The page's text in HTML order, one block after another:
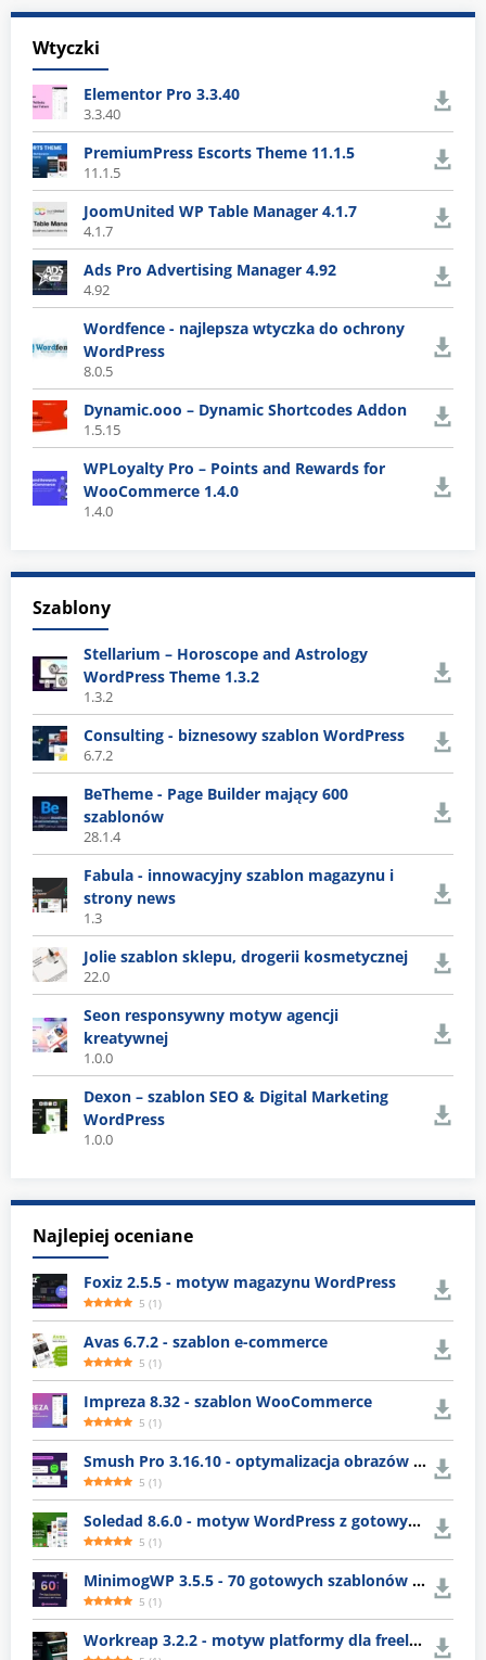
Wtyczki
Elementor Pro 3.3.40
3.3.40
PremiumPress Escorts Theme 11.1.5
11.1.5
JoomUnited WP Table Manager 4.1.7
4.1.7
Ads Pro Advertising Manager 4.92
4.92
Wordfence - najlepsza wtyczka do ochrony
WordPress
8.0.5
Dynamic.ooo – Dynamic Shortcodes Addon
1.5.15
WPLoyalty Pro – Points and Rewards for
WooCommerce 1.4.0
1.4.0
Szablony
Stellarium – Horoscope and Astrology
WordPress Theme 1.3.2
1.3.2
Consulting - biznesowy szablon WordPress
6.7.2
BeTheme - Page Builder mający 600
szablonów
28.1.4
Fabula - innowacyjny szablon magazynu i
strony news
1.3
Jolie szablon sklepu, drogerii kosmetycznej
22.0
Seon responsywny motyw agencji
kreatywnej
1.0.0
Dexon – szablon SEO & Digital Marketing
WordPress
1.0.0
Najlepiej oceniane
Foxiz 2.5.5 - motyw magazynu WordPress
5 (1)
Avas 6.7.2 - szablon e-commerce
5 (1)
Impreza 8.32 - szablon WooCommerce
5 (1)
Smush Pro 3.16.10 - optymalizacja obrazów WordPress
5 (1)
Soledad 8.6.0 - motyw WordPress z gotowymi układami
5 (1)
MinimogWP 3.5.5 - 70 gotowych szablonów e-commerce
5 (1)
Workreap 3.2.2 - motyw platformy dla freelancerów